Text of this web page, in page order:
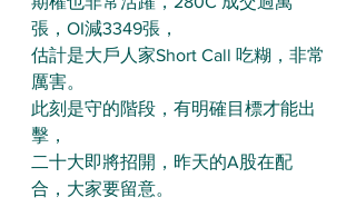
張，OI減3349張，
估計是大戶人家Short Call 吃糊，非常
厲害。
此刻是守的階段，有明確目標才能出
擊，
二十大即將招開，昨天的A股在配
合，大家要留意。